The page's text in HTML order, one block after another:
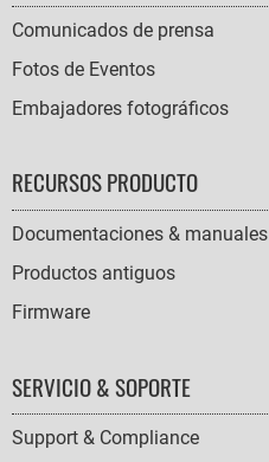
Comunicados de prensa
Fotos de Eventos
Embajadores fotográficos
RECURSOS PRODUCTO
Documentaciones & manuales
Productos antiguos
Firmware
SERVICIO & SOPORTE
Support & Compliance